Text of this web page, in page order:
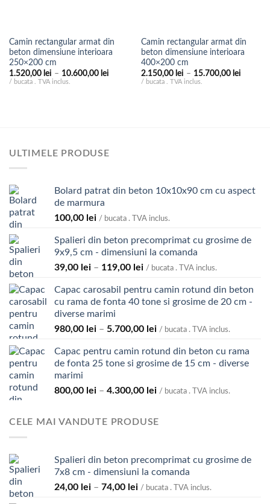
Camin rectangular armat din
beton dimensiune interioara
250×200 cm
1.520,00 lei – 10.600,00 leiInterval
/ bucata . TVA inclus.
Camin rectangular armat din
beton dimensiune interioara
400×200 cm
2.150,00 lei – 15.700,00 leiInterval
/ bucata . TVA inclus.
ULTIMELE PRODUSE
Bolard patrat din beton 10x10x90 cm cu aspect
de marmura
100,00 lei / bucata . TVA inclus.
Spalieri din beton precomprimat cu grosime de
9x9,5 cm - dimensiuni la comanda
39,00 lei – 119,00 leiInterval
prețuri:
39,00 lei
la
/ bucata . TVA inclus.
Capac carosabil pentru camin rotund din beton
cu rama de fonta 40 tone si grosime de 20 cm -
diverse marimi
980,00 lei – 5.700,00 leiInterval
prețuri:
980,00 lei
la
/ bucata . TVA inclus.
Capac pentru camin rotund din beton cu rama
de fonta 25 tone si grosime de 15 cm - diverse
marimi
800,00 lei – 4.300,00 leiInterval
800,00 lei
4.300,00 lei
/ bucata . TVA inclus.
CELE MAI VANDUTE PRODUSE
Spalieri din beton precomprimat cu grosime de
7x8 cm - dimensiuni la comanda
24,00 lei – 74,00 leiInterval
/ bucata . TVA inclus.